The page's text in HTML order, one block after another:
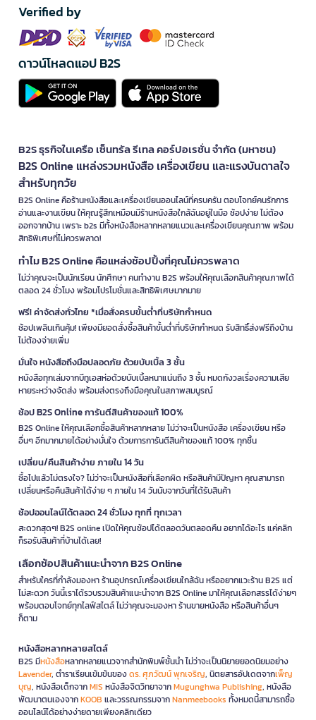
Verified by
ดาวน์โหลดแอป B2S
B2S ธุรกิจในเครือ เซ็นทรัล รีเทล คอร์ปอเรชั่น จำกัด (มหาชน)
B2S Online แหล่งรวมหนังสือ เครื่องเขียน และแรงบันดาลใจ
สำหรับทุกวัย
B2S Online คือร้านหนังสือและเครื่องเขียนออนไลน์ที่ครบครัน ตอบโจทย์คนรักการ
อ่านและงานเขียน ให้คุณรู้สึกเหมือนมีร้านหนังสือใกล้ฉันอยู่ในมือ ช้อปง่าย ไม่ต้อง
ออกจากบ้าน เพราะ b2s มีทั้งหนังสือหลากหลายแนวและเครื่องเขียนคุณภาพ พร้อม
สิทธิพิเศษที่ไม่ควรพลาด!
ทำไม B2S Online คือแหล่งช้อปปิ้งที่คุณไม่ควรพลาด
ไม่ว่าคุณจะเป็นนักเรียน นักศึกษา คนทำงาน B2S พร้อมให้คุณเลือกสินค้าคุณภาพได้
ตลอด 24 ชั่วโมง พร้อมโปรโมชั่นและสิทธิพิเศษมากมาย
ฟรี! ค่าจัดส่งทั่วไทย *เมื่อสั่งครบขั้นต่ำที่บริษัทกำหนด
ช้อปเพลินเกินคุ้ม! เพียงมียอดสั่งซื้อสินค้าขั้นต่ำที่บริษัทกำหนด รับสิทธิ์ส่งฟรีถึงบ้าน
ไม่ต้องจ่ายเพิ่ม
มั่นใจ หนังสือถึงมือปลอดภัย ด้วยบับเบิ้ล 3 ชั้น
หนังสือทุกเล่มจากบีทูเอสห่อด้วยบับเบิ้ลหนาแน่นถึง 3 ชั้น หมดกังวลเรื่องความเสีย
หายระหว่างจัดส่ง พร้อมส่งตรงถึงมือคุณในสภาพสมบูรณ์
ช้อป B2S Online การันตีสินค้าของแท้ 100%
B2S Online ให้คุณเลือกซื้อสินค้าหลากหลาย ไม่ว่าจะเป็นหนังสือ เครื่องเขียน หรือ
อื่นๆ อีกมากมายได้อย่างมั่นใจ ด้วยการการันตีสินค้าของแท้ 100% ทุกชิ้น
เปลี่ยน/คืนสินค้าง่าย ภายใน 14 วัน
ซื้อไปแล้วไม่ตรงใจ? ไม่ว่าจะเป็นหนังสือที่เลือกผิด หรือสินค้ามีปัญหา คุณสามารถ
เปลี่ยนหรือคืนสินค้าได้ง่าย ๆ ภายใน 14 วันนับจากวันที่ได้รับสินค้า
ช้อปออนไลน์ได้ตลอด 24 ชั่วโมง ทุกที่ ทุกเวลา
สะดวกสุดๆ! B2S online เปิดให้คุณช้อปได้ตลอดวันตลอดคืน อยากได้อะไร แค่คลิก
ก็รอรับสินค้าที่บ้านได้เลย!
เลือกช้อปสินค้าแนะนำจาก B2S Online
สำหรับใครที่กำลังมองหา ร้านอุปกรณ์เครื่องเขียนใกล้ฉัน หรืออยากแวะร้าน B2S แต่
ไม่สะดวก วันนี้เราได้รวบรวมสินค้าแนะนำจาก B2S Online มาให้คุณเลือกสรรได้ง่ายๆ
พร้อมตอบโจทย์ทุกไลฟ์สไตล์ ไม่ว่าคุณจะมองหา ร้านขายหนังสือ หรือสินค้าอื่นๆ
ก็ตาม
หนังสือหลากหลายสไตล์
B2S มีหนังสือหลากหลายแนวจากสำนักพิมพ์ชั้นนำ ไม่ว่าจะเป็นนิยายยอดนิยมอย่าง
Lavender, ตำราเรียนเข้มข้นของดร. ศุภวัฒน์ พุกเจริญ, นิตยสารอัปเดตจากเพ็ญ
บุญ, หนังสือเด็กจากMIS หนังสือจิตวิทยาจากMugunghwa Publishing, หนังสือ
พัฒนาตนเองจากKOOB และวรรณกรรมจากNanmeebooks ทั้งหมดนี้สามารถซื้อ
ออนไลน์ได้อย่างง่ายดายเพียงคลิกเดียว